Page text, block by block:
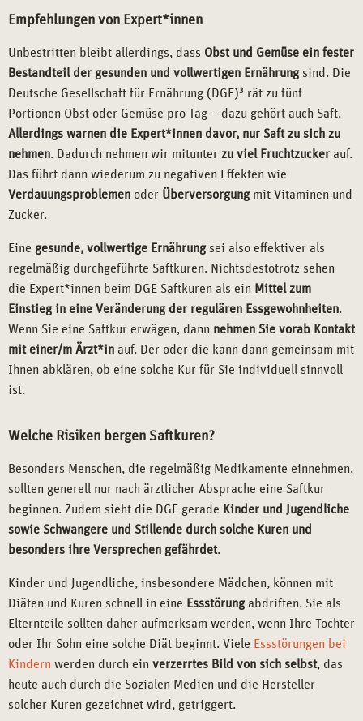
Empfehlungen von Expert*innen
Unbestritten bleibt allerdings, dass Obst und Gemüse ein fester
Bestandteil der gesunden und vollwertigen Ernährungsind. Die
Deutsche Gesellschaft für Ernährung (DGE)3 rät zu fünf
Portionen Obst oder Gemüse pro Tag – dazu gehört auch Saft.
Allerdings warnen die Expert*innen davor, nur Saft zu sich zu
nehmen. Dadurch nehmen wir mitunter zu viel Fruchtzucker auf.
Das führt dann wiederum zu negativen Effekten wie
Verdauungsproblemen oder Überversorgungmit Vitaminen und
Zucker.
Eine gesunde, vollwertige Ernährungsei also effektiver als
regelmäßig durchgeführte Saftkuren. Nichtsdestotrotz sehen
die Expert*innen beim DGE Saftkuren als ein Mittel zum
Einstieg in eine Veränderung der regulären Essgewohnheiten.
Wenn Sie eine Saftkur erwägen, dann nehmen Sie vorab Kontakt
mit einer/m Ärzt*in auf. Der oder die kann dann gemeinsam mit
Ihnen abklären, ob eine solche Kur für Sie individuell sinnvoll
ist.
Welche Risiken bergen Saftkuren?
Besonders Menschen, die regelmäßig Medikamente einnehmen,
sollten generell nur nach ärztlicher Absprache eine Saftkur
beginnen. Zudem sieht die DGE gerade Kinder und Jugendliche
sowie Schwangere und Stillende durch solche Kuren und
besonders ihre Versprechen gefährdet.
Kinder und Jugendliche, insbesondere Mädchen, können mit
Diäten und Kuren schnell in eine Essstörungabdriften. Sie als
Elternteile sollten daher aufmerksam werden, wenn Ihre Tochter
oder Ihr Sohn eine solche Diät beginnt. Viele Essstörungen bei
Kindern werden durch ein verzerrtes Bild von sich selbst, das
heute auch durch die Sozialen Medien und die Hersteller
solcher Kuren gezeichnet wird, getriggert.